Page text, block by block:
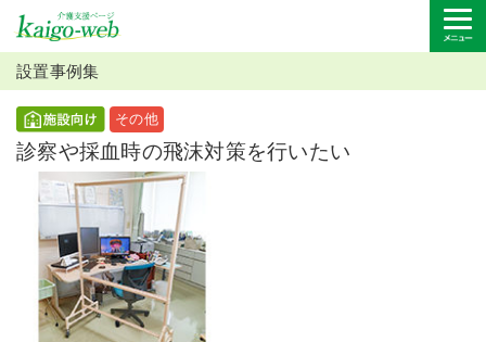
設置事例集
その他
診察や採血時の飛沫対策を行いたい